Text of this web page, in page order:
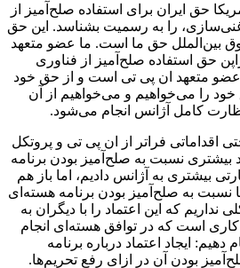
حق ایران برای استفاده صلح‌آمیز از
را به رسمیت بشناسد. این حق
بین‌الملل حق ما است. ما عضو متعهد
حق استفاده صلح‌آمیز از فناوری
عضو متعهد ان پی تی است و از حق خود
را می‌خواهیم و می‌خواهیم از آن
کامل آژانس انجام می‌شود.
هسته‌ای ۲۰۱۵، حتی اقداماتی فراتر از ان پی تی و پروتکل
بیشتری نسبت به صلح‌آمیز بودن برنامه
بیشتری به آژانس دادیم، اما باز هم
نسبت به صلح‌آمیز بودن برنامه هسته‌ای
که این اعتماد را با دیگران به
کاری است که در توافق هسته‌ای انجام
دهیم: ایجاد اعتماد درباره برنامه
بودن آن در ازای رفع تحریم‌ها.